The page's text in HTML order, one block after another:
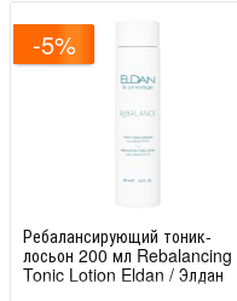
-5%
Ребалансирующий тоник-
лосьон 200 мл Rebalancing
Tonic Lotion Eldan / Элдан